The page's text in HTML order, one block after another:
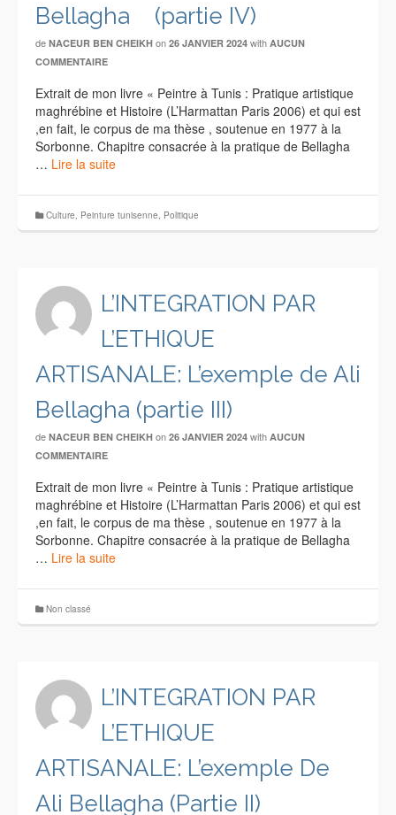
Bellagha (partie IV)
de NACEUR BEN CHEIKH on 26 JANVIER 2024 with AUCUN
COMMENTAIRE
Extrait de mon livre « Peintre à Tunis : Pratique artistique
maghrébine et Histoire (L’Harmattan Paris 2006) et qui est
,en fait, le corpus de ma thèse , soutenue en 1977 à la
Sorbonne. Chapitre consacrée à la pratique de Bellagha
… Lire la suite
Culture, Peinture tunisenne, Politique
L’INTEGRATION PAR
L’ETHIQUE
ARTISANALE: L’exemple de Ali
Bellagha (partie III)
de NACEUR BEN CHEIKH on 26 JANVIER 2024 with AUCUN
COMMENTAIRE
Extrait de mon livre « Peintre à Tunis : Pratique artistique
maghrébine et Histoire (L’Harmattan Paris 2006) et qui est
,en fait, le corpus de ma thèse , soutenue en 1977 à la
Sorbonne. Chapitre consacrée à la pratique de Bellagha
… Lire la suite
Non classé
L’INTEGRATION PAR
L’ETHIQUE
ARTISANALE: L’exemple De
Ali Bellagha (Partie II)